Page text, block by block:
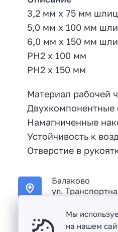
3,2 мм x 75 мм шлиц
5,0 мм x 100 мм
6,0 мм x 150 мм
PH2 x 100 мм
PH2 x 150 мм
Материал рабочей
Двухкомпонентные
Намагниченные
Устойчивость к
Отверстие в
Балаково
ул.
Мы
на нашем